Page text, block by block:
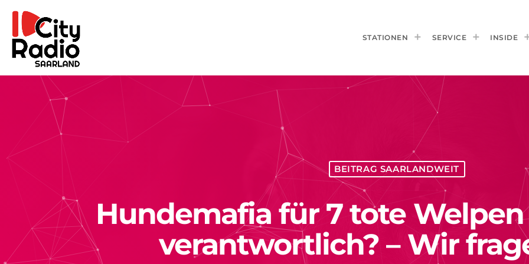
STATIONEN SERVICE INSIDE
BEITRAG SAARLANDWEIT
Hundemafia für 7 tote
verantwortlich? – Wir